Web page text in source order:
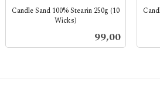
Candle Sand 100% Stearin 250g (10
Wicks)
Pris
99,00